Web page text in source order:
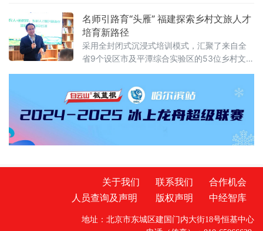
贡献移动力量！
名师引路育“头雁” 福建探索乡村文旅人才
培育新路径
采用全封闭式沉浸式培训模式，汇聚了来自全
省9个设区市及平潭综合实验区的53位乡村文旅
关于我们 联系我们
合作机会
人员查询及声明
版权声明 中经智库
地址：北京市东城区建国门内大街18号恒基中心